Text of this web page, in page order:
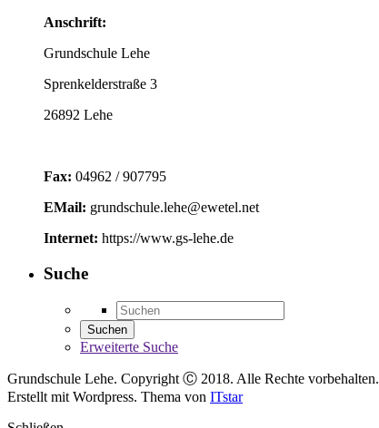
Anschrift:
Grundschule Lehe
Sprenkelderstraße 3
26892 Lehe
Fax: 04962 / 907795
EMail: grundschule.lehe@ewetel.net
Internet: https://www.gs-lehe.de
Suche
Erweiterte Suche
Grundschule Lehe. Copyright Ⓒ 2018. Alle Rechte vorbehalten.
Erstellt mit Wordpress. Thema von ITstar